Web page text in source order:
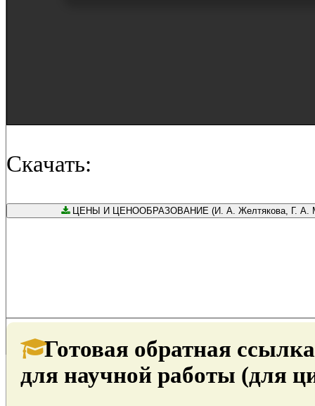
Скачать:
ЦЕНЫ И ЦЕНООБРАЗОВАНИЕ (И. А. Желтякова, Г. А.
Готовая обратная
для научной работы (для